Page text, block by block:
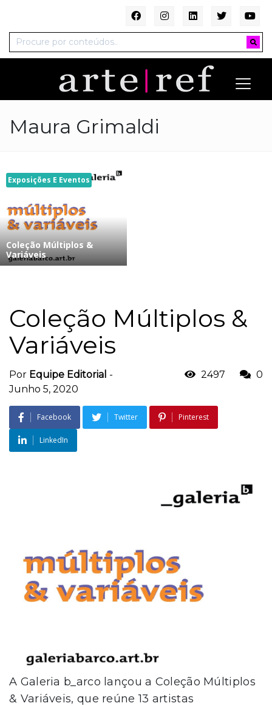
Maura Grimaldi
Exposições E Eventos
Coleção Múltiplos &
Variáveis
Coleção Múltiplos &
Variáveis
Por Equipe Editorial -
Junho 5, 2020
2497 0
Facebook Twitter Pinterest
LinkedIn
A Galeria b_arco lançou a Coleção Múltiplos
& Variáveis, que reúne 13 artistas